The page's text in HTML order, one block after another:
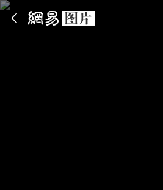
App内打开